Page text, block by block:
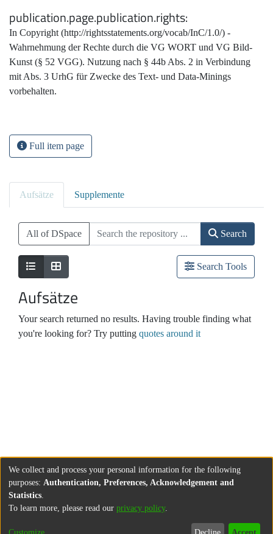
publication.page.publication.rights
In Copyright (http://rightsstatements.org/vocab/InC/1.0/) -
Wahrnehmung der Rechte durch die VG WORT und VG Bild-
Kunst (§ 52 VGG). Nutzung nach § 44b Abs. 2 in Verbindung
mit Abs. 3 UrhG für Zwecke des Text- und Data-Minings
vorbehalten.
Full item page
Aufsätze Supplemente
All of DSpace Search
Search Tools
Aufsätze
Your search returned no results. Having trouble finding what
you're looking for? Try putting quotes around it
We collect and process your personal information for the following
purposes: Authentication, Preferences, Acknowledgement and
Statistics
To learn more, please read our privacy policy.